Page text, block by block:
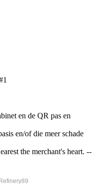
en de QR pas en
en/of die meer schade
the merchant's heart. --